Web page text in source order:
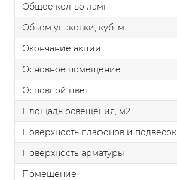
Общее кол-во ламп
Объем упаковки, куб. м
Окончание акции
Основное помещение
Основной цвет
Площадь освещения, м2
Поверхность плафонов и подвесок
Поверхность арматуры
Помещение